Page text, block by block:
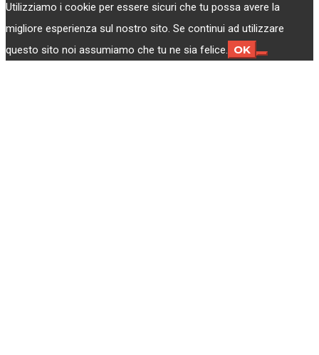
Utilizziamo i cookie per essere sicuri che tu possa avere la
migliore esperienza sul nostro sito. Se continui ad utilizzare
questo sito noi assumiamo che tu ne sia felice. OK